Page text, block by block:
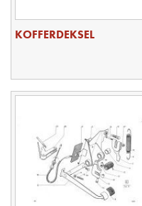
KOFFERDEKSEL